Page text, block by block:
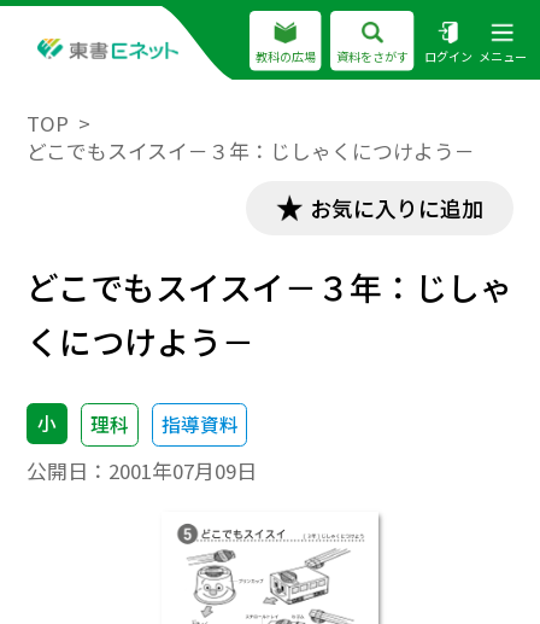
教科の広場 資料をさがす ログイン メニュー
TOP
どこでもスイスイ－３年：じしゃくにつけよう－
お気に入りに追加
どこでもスイスイ－３年：じしゃ
くにつけよう－
小 理科 指導資料
公開日： 2001年07月09日